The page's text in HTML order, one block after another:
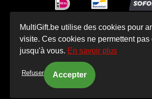
© Cadeaux d'affaires MultiGift
MultiGift.be utilise des cookies pour
visite. Ces cookies ne permettent pas
jusqu'à vous. En savoir plus
Refuser